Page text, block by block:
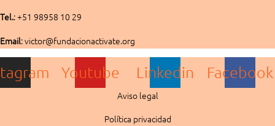
Tel.: +51 98958 10 29
Email: victor@fundacionactivate.org
Youtube Linkedin Facebook
Aviso legal
Política privacidad